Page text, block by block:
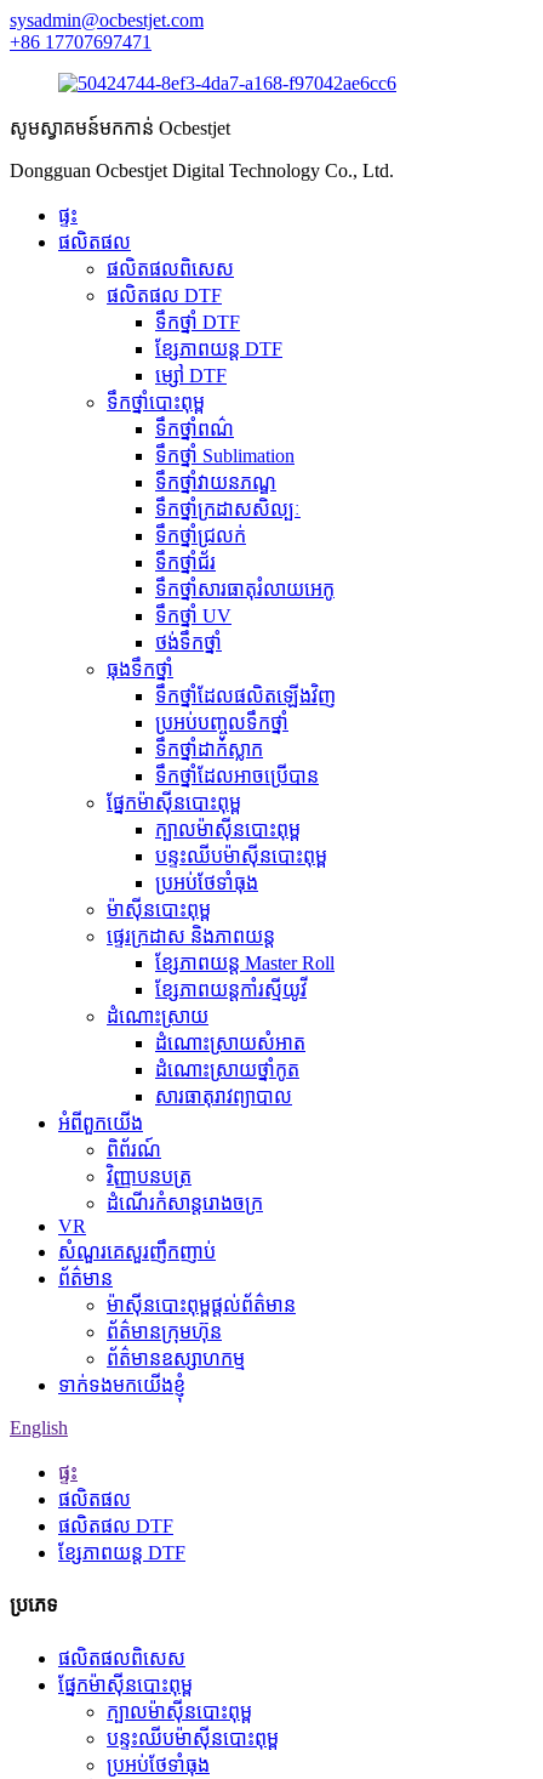
sysadmin@ocbestjet.com
+86 17707697471
សូមស្វាគមន៍មកកាន់ Ocbestjet
Dongguan Ocbestjet Digital Technology Co., Ltd.
ផ្ទះ
ផលិតផល
ផលិតផលពិសេស
ផលិតផល DTF
ទឹកថ្នាំ DTF
ខ្សែភាពយន្ត DTF
ម្សៅ DTF
ទឹកថ្នាំបោះពុម្ព
ទឹកថ្នាំពណ៌
ទឹកថ្នាំ Sublimation
ទឹកថ្នាំវាយនភណ្ឌ
ទឹកថ្នាំក្រដាសសិល្បៈ
ទឹកថ្នាំជ្រលក់
ទឹកថ្នាំជ័រ
ទឹកថ្នាំសារធាតុរំលាយអេកូ
ទឹកថ្នាំ UV
ថង់ទឹកថ្នាំ
ធុងទឹកថ្នាំ
ទឹកថ្នាំដែលផលិតឡើងវិញ
ប្រអប់បញ្ចូលទឹកថ្នាំ
ទឹកថ្នាំដាក់ស្លាក
ទឹកថ្នាំដែលអាចប្រើបាន
ផ្នែកម៉ាស៊ីនបោះពុម្ព
ក្បាលម៉ាស៊ីនបោះពុម្ព
បន្ទះឈីបម៉ាស៊ីនបោះពុម្ព
ប្រអប់ថែទាំធុង
ម៉ាស៊ីនបោះពុម្ព
ផ្ទេរក្រដាស និងភាពយន្ត
ខ្សែភាពយន្ត Master Roll
ខ្សែភាពយន្តកាំរស្មីយូវី
ដំណោះស្រាយ
ដំណោះស្រាយសំអាត
ដំណោះស្រាយថ្នាំកូត
សារធាតុរាវព្យាបាល
អំពីពួកយើង
ពិព័រណ៍
វិញ្ញាបនបត្រ
ដំណើរកំសាន្តរោងចក្រ
VR
សំណួរគេសួរញឹកញាប់
ព័ត៌មាន
ម៉ាស៊ីនបោះពុម្ពផ្តល់ព័ត៌មាន
ព័ត៌មានក្រុមហ៊ុន
ព័ត៌មានឧស្សាហកម្ម
ទាក់ទងមកយើងខ្ញុំ
English
ផ្ទះ
ផលិតផល
ផលិតផល DTF
ខ្សែភាពយន្ត DTF
ប្រភេទ
ផលិតផលពិសេស
ផ្នែកម៉ាស៊ីនបោះពុម្ព
ក្បាលម៉ាស៊ីនបោះពុម្ព
បន្ទះឈីបម៉ាស៊ីនបោះពុម្ព
ប្រអប់ថែទាំធុង